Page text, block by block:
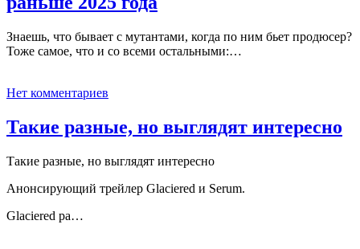
Знаешь, что бывает с мутантами, когда по ним бьет продюсер?
Тоже самое, что и со всеми остальными:…
Нет комментариев
Такие разные, но выглядят интересно
Такие разные, но выглядят интересно
Анонсирующий трейлер Glaciered и Serum.
Glaciered ра…